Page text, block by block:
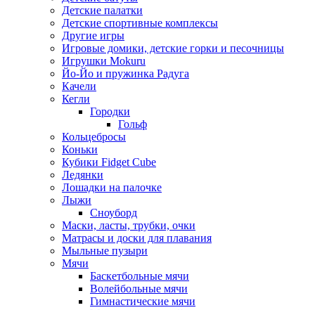
Детские палатки
Детские спортивные комплексы
Другие игры
Игровые домики, детские горки и песочницы
Игрушки Mokuru
Йо-Йо и пружинка Радуга
Качели
Кегли
Городки
Гольф
Кольцебросы
Коньки
Кубики Fidget Cube
Ледянки
Лошадки на палочке
Лыжи
Сноуборд
Маски, ласты, трубки, очки
Матрасы и доски для плавания
Мыльные пузыри
Мячи
Баскетбольные мячи
Волейбольные мячи
Гимнастические мячи